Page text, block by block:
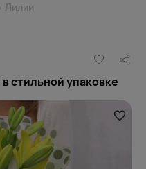
Лилии
стильной упаковке